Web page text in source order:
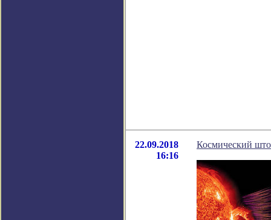
22.09.2018
16:16
Космический